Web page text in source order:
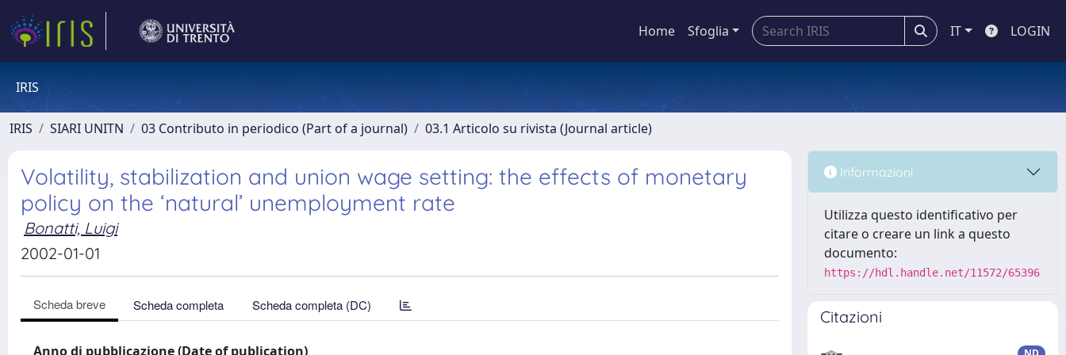
Home Sfoglia IT LOGIN
IRIS
IRIS SIARI UNITN 03 Contributo in periodico (Part of a journal) 03.1 Articolo su rivista (Journal article)
Volatility, stabilization and union wage setting: the effects of monetary
policy on the ‘natural’ unemployment rate
Bonatti, Luigi
2002-01-01
Scheda breve Scheda completa Scheda completa (DC)
Anno di pubblicazione (Date of publication)
Informazioni
Utilizza questo identificativo per
citare o creare un link a questo
documento:
https://hdl.handle.net/11572/65396
Citazioni